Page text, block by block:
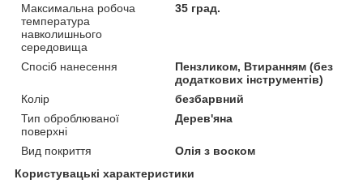
Максимальна робоча
температура
навколишнього
середовища
35 град.
Спосіб нанесення
Пензликом, Втиранням (без
додаткових інструментів)
Колір
безбарвний
Тип оброблюваної
поверхні
Дерев'яна
Вид покриття
Олія з воском
Користувацькі характеристики